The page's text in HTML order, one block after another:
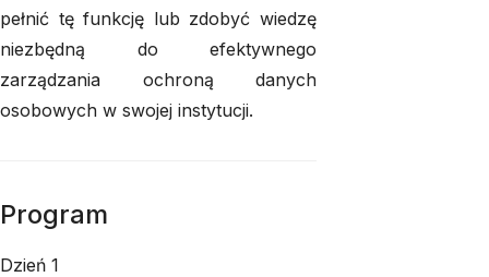
pełnić tę funkcję lub zdobyć wiedzę
niezbędną do efektywnego
zarządzania ochroną danych
osobowych w swojej instytucji.
Program
Dzień 1